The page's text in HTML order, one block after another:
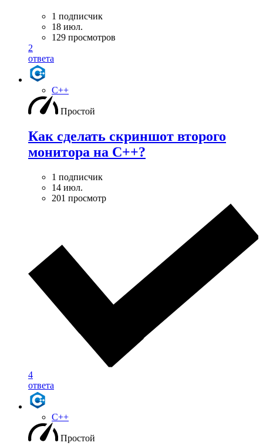
1 подписчик
18 июл.
129 просмотров
2
ответа
C++
Простой
Как сделать скриншот второго
монитора на С++?
1 подписчик
14 июл.
201 просмотр
4
ответа
C++
Простой